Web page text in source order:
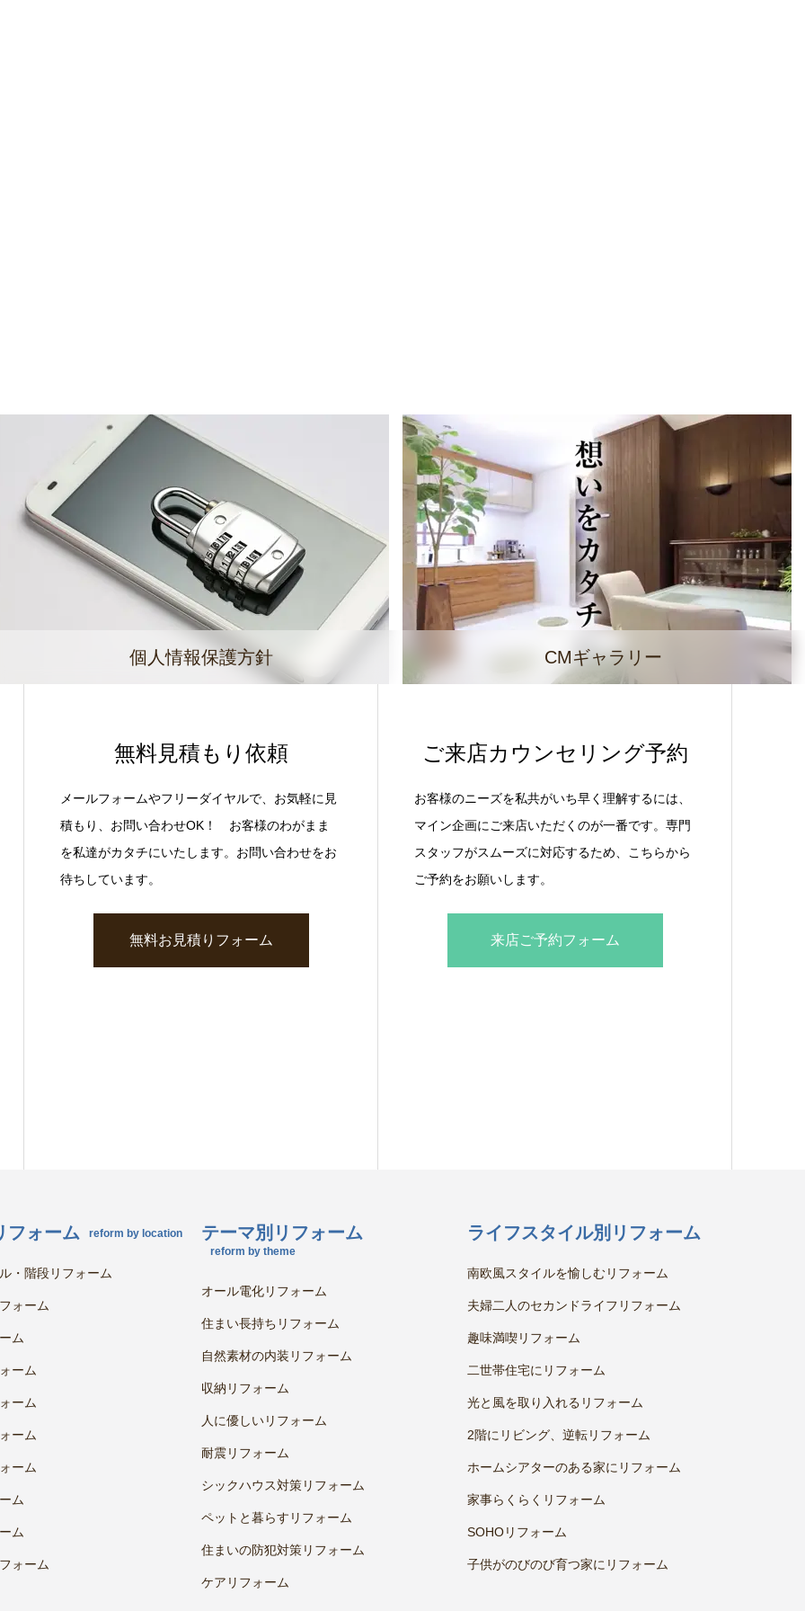
個人情報保護方針 CMギャラリー
無料見積もり依頼
メールフォームやフリーダイヤルで、お気軽に見
積もり、お問い合わせOK！ お客様のわがまま
を私達がカタチにいたします。お問い合わせをお
待ちしています。
無料お見積りフォーム
ご来店カウンセリング予約
お客様のニーズを私共がいち早く理解するには、
マイン企画にご来店いただくのが一番です。専門
スタッフがスムーズに対応するため、こちらから
ご予約をお願いします。
来店ご予約フォーム
フォーム reform by location
・階段リフォーム
ォーム
ム
ーム
ーム
ーム
ーム
ム
ム
ォーム
テーマ別リフォーム
reform by theme
オール電化リフォーム
住まい長持ちリフォーム
自然素材の内装リフォーム
収納リフォーム
人に優しいリフォーム
耐震リフォーム
シックハウス対策リフォーム
ペットと暮らすリフォーム
住まいの防犯対策リフォーム
ケアリフォーム
ライフスタイル別リフォーム
南欧風スタイルを愉しむリフォーム
夫婦二人のセカンドライフリフォーム
趣味満喫リフォーム
二世帯住宅にリフォーム
光と風を取り入れるリフォーム
2階にリビング、逆転リフォーム
ホームシアターのある家にリフォーム
家事らくらくリフォーム
SOHOリフォーム
子供がのびのび育つ家にリフォーム